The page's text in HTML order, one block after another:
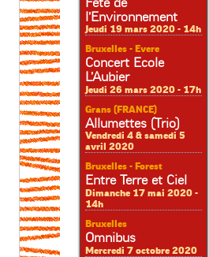
l’Environnement
Jeudi 19 mars 2020 - 14h
Bruxelles - Evere
Concert Ecole
L’Aubier
Jeudi 26 mars 2020 - 17h
Grans (FRANCE)
Allumettes (Trio)
Vendredi 4 & samedi 5
avril 2020
Bruxelles - Forest
Entre Terre et Ciel
Dimanche 17 mai 2020 -
14h
Bruxelles
Omnibus
Mercredi 7 octobre 2020